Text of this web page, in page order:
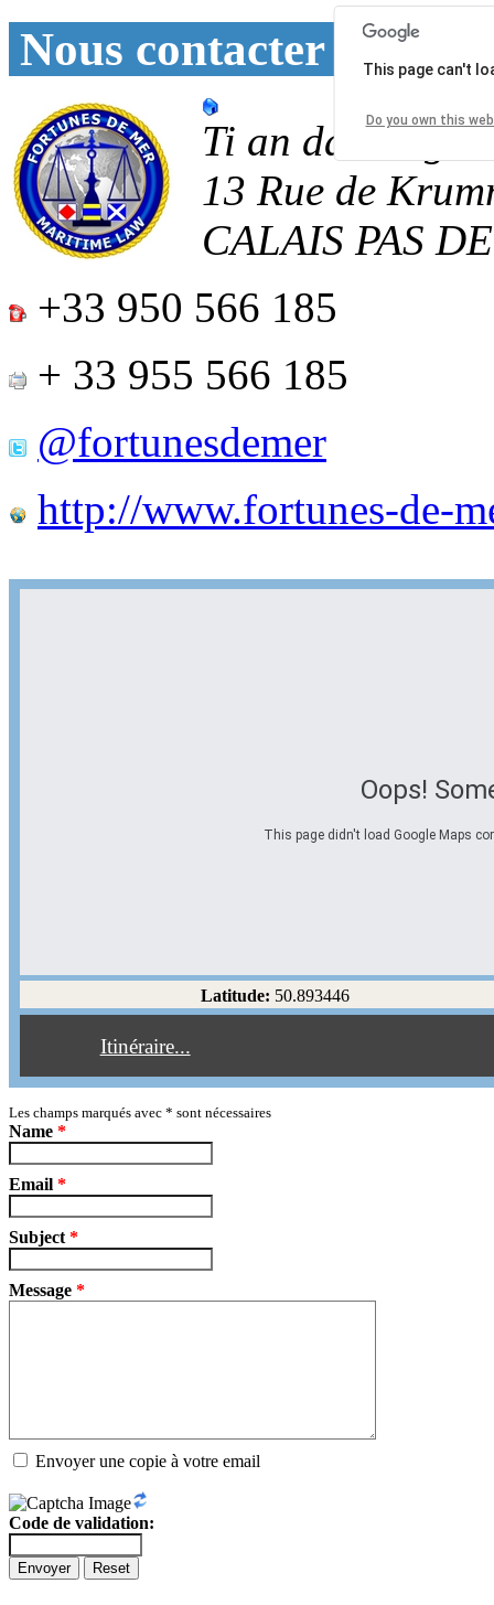
Nous contacter
Ti an
13 Rue de
CALAIS PAS
+33 950 566 185
+ 33 955 566 185
@fortunesdemer
http://www.fortunes-de-
Oops!
This page didn't load Google Maps
This page can't
Do you own this
Latitude: 50.893446
Itinéraire...
Éviter les autoroutes
Éviter les péages
Reset
Les champs marqués avec * sont nécessaires
Name *
Email *
Subject *
Message *
Envoyer une copie à votre email
Code de validation:
Envoyer Reset